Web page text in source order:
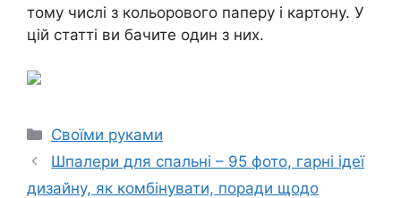
тому числі з кольорового паперу і картону. У
цій статті ви бачите один з них.
Категорії
Своїми руками
Шпалери для спальні – 95 фото, гарні ідеї
дизайну, як комбінувати, поради щодо